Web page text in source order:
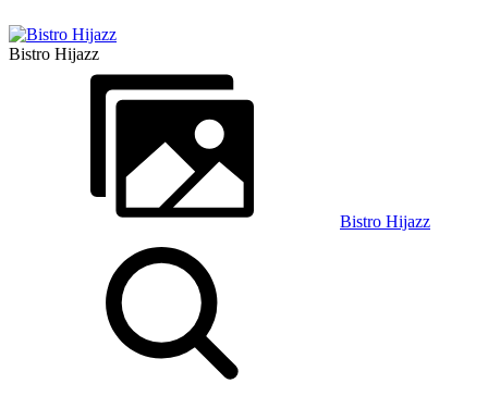
Bistro Hijazz
Bistro Hijazz